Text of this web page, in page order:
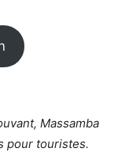
Massamba
pour touristes.